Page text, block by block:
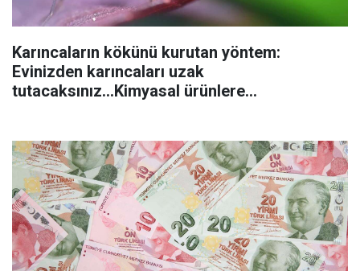
Karıncaların kökünü kurutan yöntem:
Evinizden karıncaları uzak
tutacaksınız...Kimyasal ürünlere